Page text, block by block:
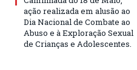
ação realizada em alusão ao
Dia Nacional de Combate ao
Abuso e à Exploração Sexual
de Crianças e Adolescentes.